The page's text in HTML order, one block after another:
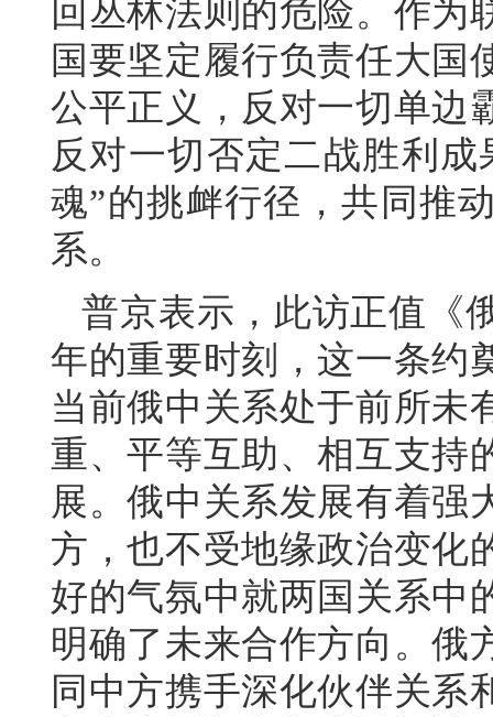
回丛林法则的危险。作为
国要坚定履行负责任大国
公平正义，反对一切单边
反对一切否定二战胜利
魂”的挑衅行径，共同推
系。
普京表示，此访正值《
年的重要时刻，这一条约
当前俄中关系处于前所未
重、平等互助、相互支持
展。俄中关系发展有着强
方，也不受地缘政治变化
好的气氛中就两国关系中
明确了未来合作方向。俄
同中方携手深化伙伴关系